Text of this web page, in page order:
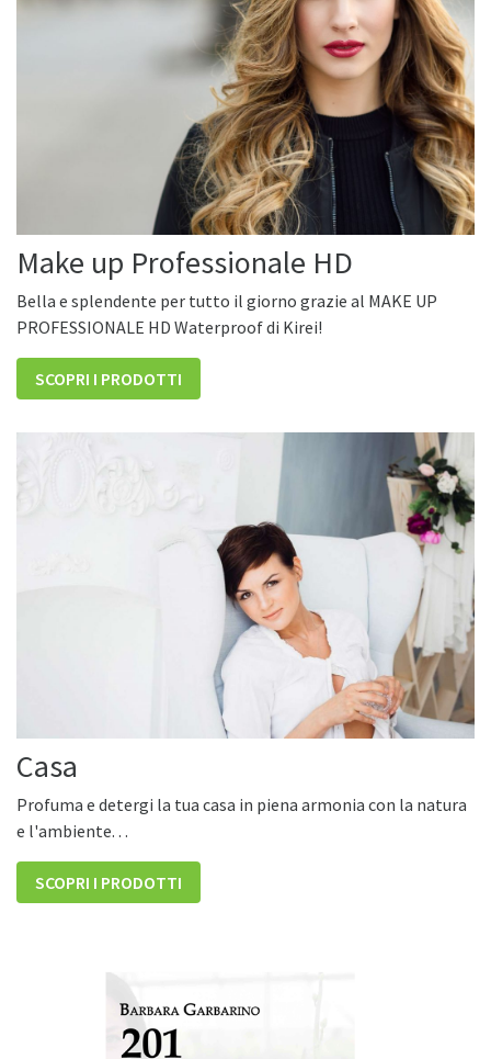
Make up Professionale HD
Bella e splendente per tutto il giorno grazie al MAKE UP
PROFESSIONALE HD Waterproof di Kirei!
SCOPRI I PRODOTTI
Casa
Profuma e detergi la tua casa in piena armonia con la natura
e l'ambiente. . .
SCOPRI I PRODOTTI